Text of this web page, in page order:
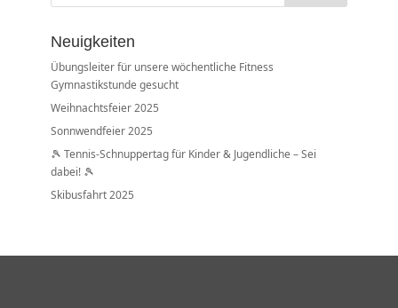
Neuigkeiten
Übungsleiter für unsere wöchentliche Fitness
Gymnastikstunde gesucht
Weihnachtsfeier 2025
Sonnwendfeier 2025
🎾 Tennis-Schnuppertag für Kinder & Jugendliche – Sei
dabei! 🎾
Skibusfahrt 2025